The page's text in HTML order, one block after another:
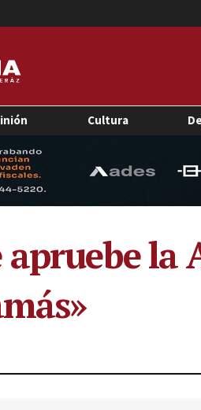
Cultura
la